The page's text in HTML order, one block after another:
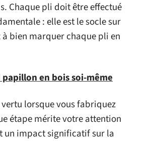
Chaque pli doit être effectué
: elle est le socle sur
à bien marquer chaque pli en
en bois soi-même
lorsque vous fabriquez
étape mérite votre attention
un impact significatif sur la